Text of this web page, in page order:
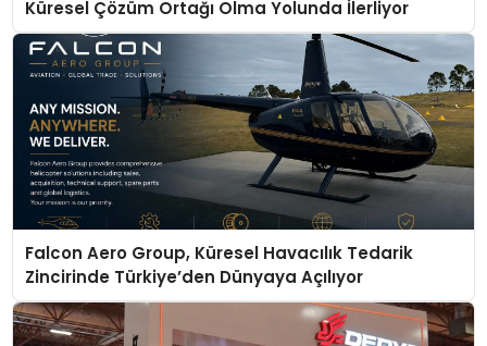
Küresel Çözüm Ortağı Olma Yolunda İlerliyor
Falcon Aero Group, Küresel Havacılık Tedarik
Zincirinde Türkiye’den Dünyaya Açılıyor